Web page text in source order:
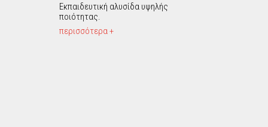
Εκπαιδευτική αλυσίδα υψηλής
ποιότητας.
περισσότερα +